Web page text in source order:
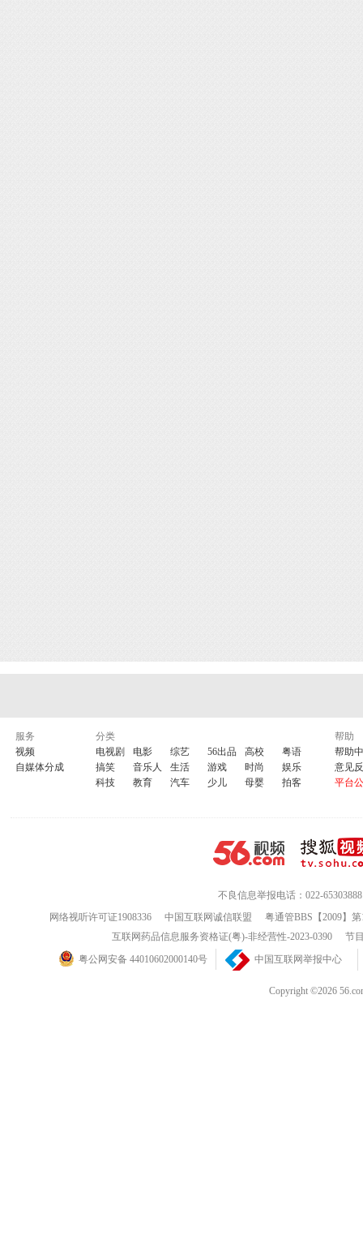
服务
视频
自媒体分成
分类
电视剧
电影 综艺 56出品 高校
粤语
搞笑
音乐人 生活 游戏 时尚
娱乐
科技
教育 汽车 少儿 母婴 拍客
帮助
帮助
意见
平台
不良信息举报电话：022-65303888
网络视听许可证1908336
中国互联网诚信联盟
粤通管BBS【2009】
互联网药品信息服务资格证(粤)-非经营性-2023-0390
节
粤公网安备 44010602000140号
中国互联网举报中心
Copyright ©2026